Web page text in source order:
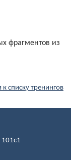
фрагментов из
к списку тренингов